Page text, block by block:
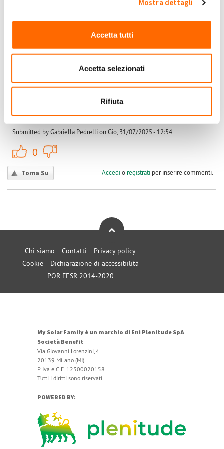
Mostra dettagli
Accetta tutti
Accetta selezionati
Rifiuta
Torna Su Accedioregistratiper inserire commenti.
Gio, 31/07/2025 - 12:54 #3
Calcolo eccedenze
È successo a tanti, me compresa. Dicono che il controvalore è
Submitted by Gabriella Pedrelli on Gio, 31/07/2025 - 12:54
0
Torna Su Accedio registratiper inserire commenti.
Chi siamo Contatti
Privacy policy
Cookie
Dichiarazione di accessibilità
POR FESR 2014-2020
My Solar Family è un marchio di Eni Plenitude SpA
Società Benefit
Via Giovanni Lorenzini, 4
20139 Milano (MI)
P. Iva e C.F. 12300020158.
Tutti i diritti sono riservati.
POWERED BY: